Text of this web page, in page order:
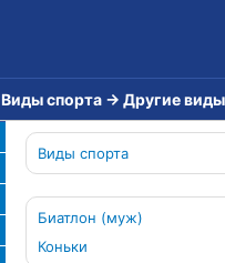
Виды спорта → Другие
Виды спорта
Биатлон (муж)
Коньки